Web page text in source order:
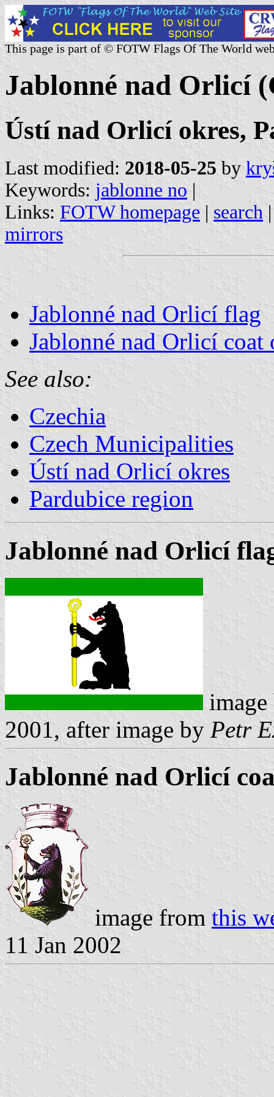
This page is part of © FOTW Flags Of The World
Jablonné nad Orlicí
Ústí nad Orlicí okres,
Last modified: 2018-05-25 by
Keywords: jablonne no |
Links: FOTW homepage | search
mirrors
Jablonné nad Orlicí flag
Jablonné nad Orlicí coat
See also:
Czechia
Czech Municipalities
Ústí nad Orlicí okres
Pardubice region
Jablonné nad Orlicí
2001, after image by Petr
Jablonné nad Orlicí
image from this
11 Jan 2002